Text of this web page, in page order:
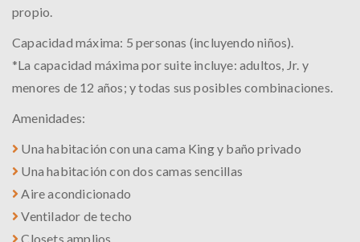
propio.
Capacidad máxima: 5 personas (incluyendo niños).
*La capacidad máxima por suite incluye: adultos, Jr. y
menores de 12 años; y todas sus posibles combinaciones.
Amenidades:
Una habitación con una cama King y baño privado
Una habitación con dos camas sencillas
Aire acondicionado
Ventilador de techo
Closets amplios